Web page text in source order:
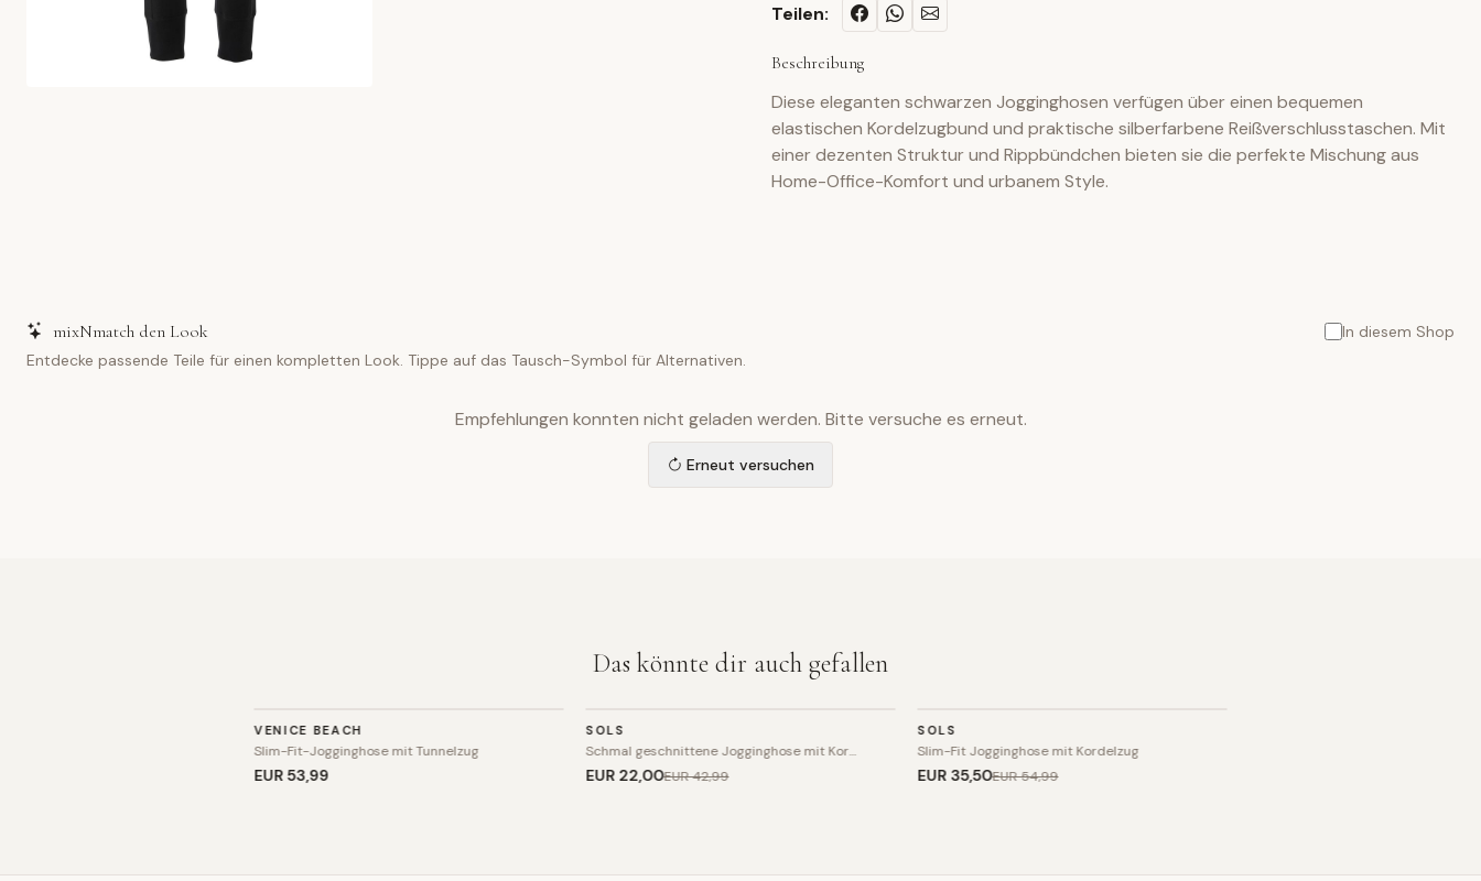
Teilen:
Beschreibung
Diese eleganten schwarzen Jogginghosen verfügen über einen bequemen
elastischen Kordelzugbund und praktische silberfarbene Reißverschlusstaschen. Mit
einer dezenten Struktur und Rippbündchen bieten sie die perfekte Mischung aus
Home-Office-Komfort und urbanem Style.
mixNmatch den Look
In diesem Shop
Entdecke passende Teile für einen kompletten Look. Tippe auf das Tausch-Symbol für Alternativen.
Empfehlungen konnten nicht geladen werden. Bitte versuche es erneut.
Erneut versuchen
Das könnte dir auch gefallen
VENICE BEACH
Slim-Fit-Jogginghose mit Tunnelzug
EUR 53,99
SALE
SOLS
Schmal geschnittene Jogginghose mit Kor…
EUR 22,00EUR 42,99
SALE
SOLS
Slim-Fit Jogginghose mit Kordelzug
EUR 35,50EUR 54,99